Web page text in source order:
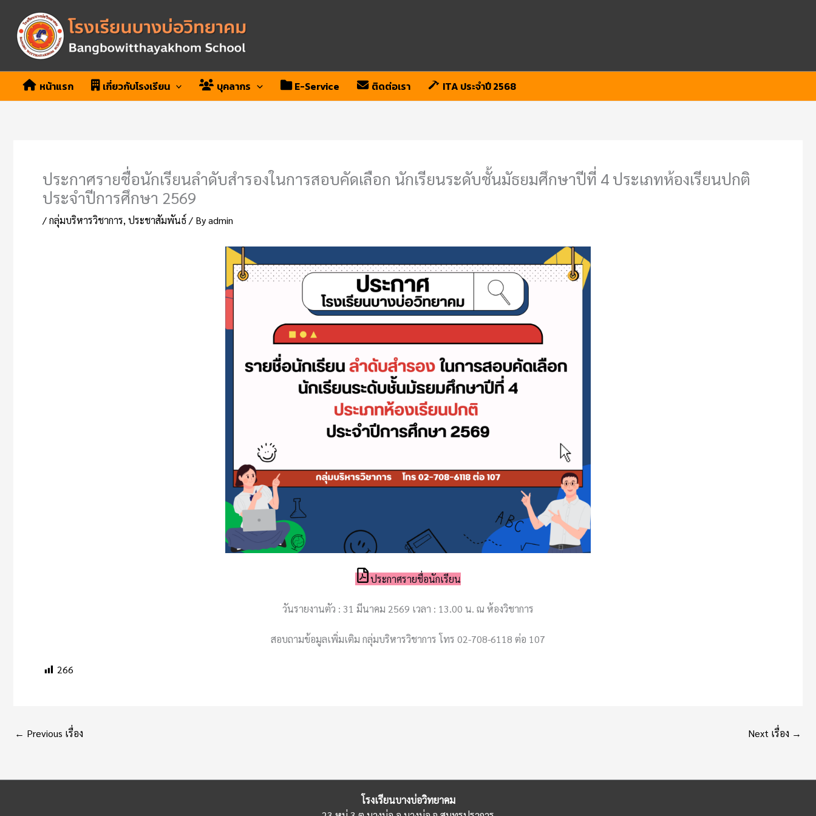
content
หน้าแรก เกี่ยวกับโรงเรียน บุคลากร E-Service ติดต่อเรา ITA ประจำปี 2568
ประกาศรายชื่อนักเรียนลำดับสำรองในการสอบคัดเลือก นักเรียนระดับชั้นมัธยมศึกษาปีที่ 4 ประเภทห้องเรียนปกติ
ประจำปีการศึกษา 2569
/กลุ่มบริหารวิชาการ, ประชาสัมพันธ์/ Byadmin
ประกาศรายชื่อนักเรียน
วันรายงานตัว : 31 มีนาคม 2569 เวลา : 13.00 น. ณ ห้องวิชาการ
สอบถามข้อมูลเพิ่มเติม กลุ่มบริหารวิชาการ โทร 02-708-6118 ต่อ 107
266
← Previous เรื่อง Next เรื่อง →
โรงเรียนบางบ่อวิทยาคม